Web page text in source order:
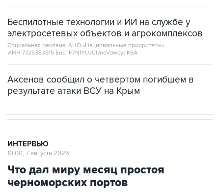
Беспилотные технологии и ИИ на службе у
электросетевых объектов и агрокомплексов
Социальная реклама, АНО «Национальные приоритеты».
ИНН 7725383515 Erid: F7NfYUJCUneVdwcydK6A
Аксенов сообщил о четвертом погибшем в
результате атаки ВСУ на Крым
ИНТЕРВЬЮ
10:00, 7 августа 2026
Что дал миру месяц простоя
черноморских портов